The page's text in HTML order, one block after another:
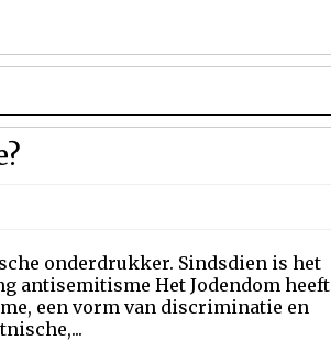
onderdrukker. Sindsdien is het
antisemitisme Het Jodendom heeft
een vorm van discriminatie en